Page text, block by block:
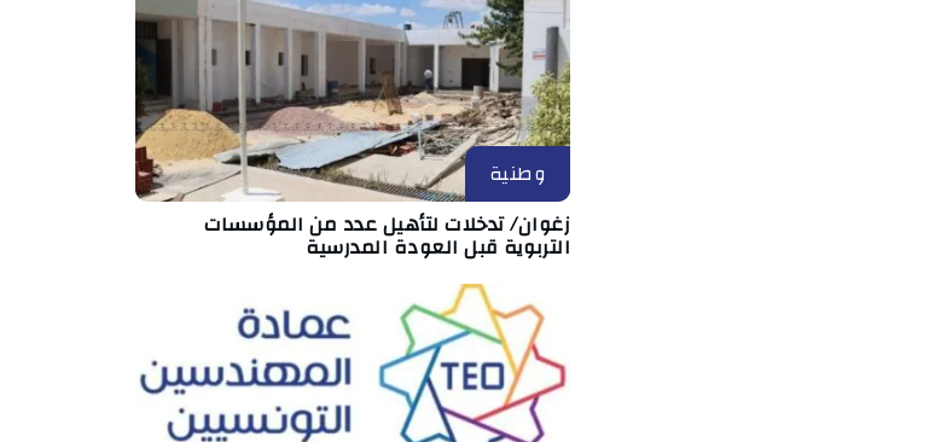
وطنية
زغوان/ تدخلات لتأهيل عدد من المؤسسات
التربوية قبل العودة المدرسية